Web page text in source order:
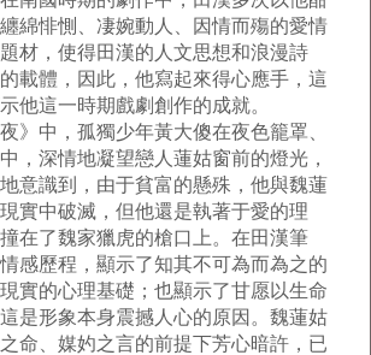
綿悱惻、凄婉動人、因情而殤的愛情
材，使得田漢的人文思想和浪漫詩
載體，因此，他寫起來得心應手，這
他這一時期戲劇創作的成就。
中，孤獨少年黃大傻在夜色籠罩、
，深情地凝望戀人蓮姑窗前的燈光，
意識到，由于貧富的懸殊，他與魏蓮
實中破滅，但他還是執著于愛的理
在了魏家獵虎的槍口上。在田漢筆
感歷程，顯示了知其不可為而為之的
實的心理基礎；也顯示了甘愿以生命
是形象本身震撼人心的原因。魏蓮姑
命、媒妁之言的前提下芳心暗許，已